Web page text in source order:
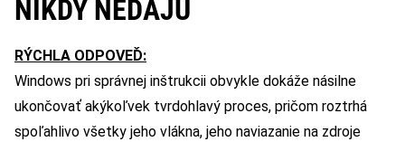
NIKDY NEDAJÚ
RÝCHLA ODPOVEĎ:
Windows pri správnej inštrukcii obvykle dokáže násilne
ukončovať akýkoľvek tvrdohlavý proces, pričom roztrhá
spoľahlivo všetky jeho vlákna, jeho naviazanie na zdroje